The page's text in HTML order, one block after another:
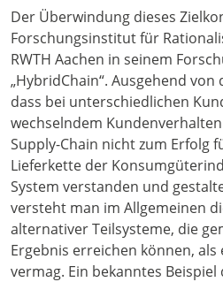
Der Überwindung dieses
Forschungsinstitut für
RWTH Aachen in seinem
„HybridChain“. Ausgehend
dass bei unterschiedlichen
wechselndem Kundenverhalten
Supply-Chain nicht zum Erfolg
Lieferkette der
System verstanden und
versteht man im Allgemeinen
alternativer Teilsysteme, die
Ergebnis erreichen können, als
vermag. Ein bekanntes